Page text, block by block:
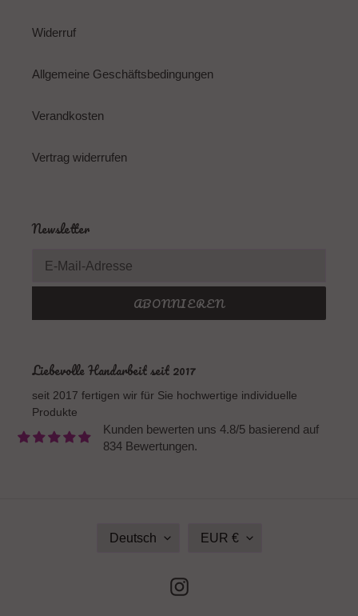
Widerruf
Allgemeine Geschäftsbedingungen
Verandkosten
Vertrag widerrufen
Newsletter
ABONNIEREN
Liebevolle Handarbeit seit 2017
seit 2017 fertigen wir für Sie hochwertige individuelle
Produkte
Kunden bewerten uns 4.8/5 basierend auf
834 Bewertungen.
Deutsch W
R
U
EUR €
Instagram